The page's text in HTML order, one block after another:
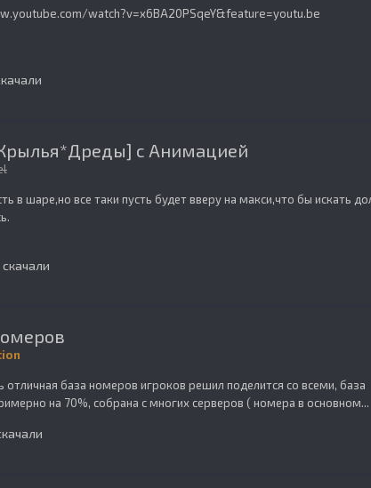
watch?v=x6BA20PSqeY&feature=youtu.be
с Анимацией
в шаре,но все таки пусть будет вверу на макси,что бы искать
отличная база номеров игроков решил поделится со всеми, база
на 70%, собрана с многих серверов ( номера в основном...